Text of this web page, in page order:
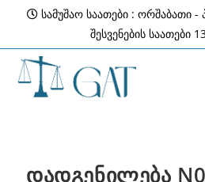
content
სამუშაო საათები : ორშაბათი -
შესვენების საათები
დადგენილება